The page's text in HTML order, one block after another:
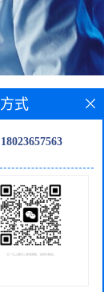
量供应
式
18023657563